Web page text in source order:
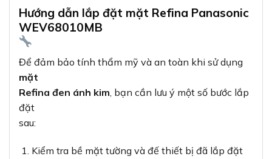
Hướng dẫn lắp đặt mặt Refina Panasonic
WEV68010MB
Để đảm bảo tính thẩm mỹ và an toàn khi sử dụng
mặt
Refina đen ánh kim, bạn cần lưu ý một số bước lắp
đặt
sau:
Kiểm tra bề mặt tường và đế thiết bị đã lắp đặt